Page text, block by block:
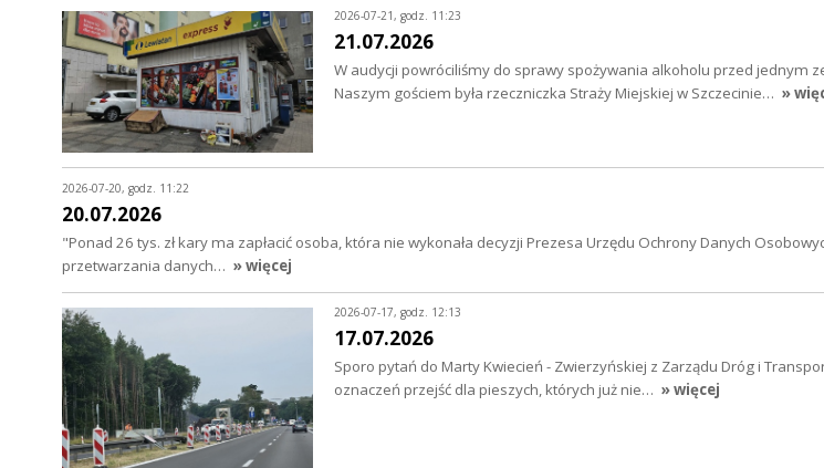
2026-07-21, godz. 11:23
21.07.2026
W audycji powróciliśmy do sprawy spożywania alkoholu przed jednym
Naszym gościem była rzeczniczka Straży Miejskiej w Szczecinie… »
2026-07-20, godz. 11:22
20.07.2026
"Ponad 26 tys. zł kary ma zapłacić osoba, która nie wykonała decyzji Prezesa Urzędu Ochrony Danych
przetwarzania danych… » więcej
2026-07-17, godz. 12:13
17.07.2026
Sporo pytań do Marty Kwiecień - Zwierzyńskiej z Zarządu Dróg i
oznaczeń przejść dla pieszych, których już nie… » więcej